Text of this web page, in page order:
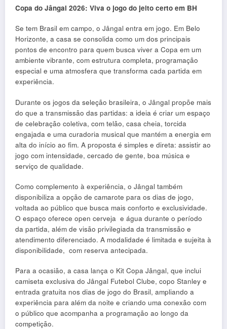
Copa do Jângal 2026: Viva o jogo do jeito certo em BH
Se tem Brasil em campo, o Jângal entra em jogo. Em Belo
Horizonte, a casa se consolida como um dos principais
pontos de encontro para quem busca viver a Copa em um
ambiente vibrante, com estrutura completa, programação
especial e uma atmosfera que transforma cada partida em
experiência.
Durante os jogos da seleção brasileira, o Jângal propõe mais
do que a transmissão das partidas: a ideia é criar um espaço
de celebração coletiva, com telão, casa cheia, torcida
engajada e uma curadoria musical que mantém a energia em
alta do início ao fim. A proposta é simples e direta: assistir ao
jogo com intensidade, cercado de gente, boa música e
serviço de qualidade.
Como complemento à experiência, o Jângal também
disponibiliza a opção de camarote para os dias de jogo,
voltada ao público que busca mais conforto e exclusividade.
O espaço oferece open cerveja e água durante o período
da partida, além de visão privilegiada da transmissão e
atendimento diferenciado. A modalidade é limitada e sujeita à
disponibilidade, com reserva antecipada.
Para a ocasião, a casa lança o Kit Copa Jângal, que inclui
camiseta exclusiva do Jângal Futebol Clube, copo Stanley e
entrada gratuita nos dias de jogo do Brasil, ampliando a
experiência para além da noite e criando uma conexão com
o público que acompanha a programação ao longo da
competição.